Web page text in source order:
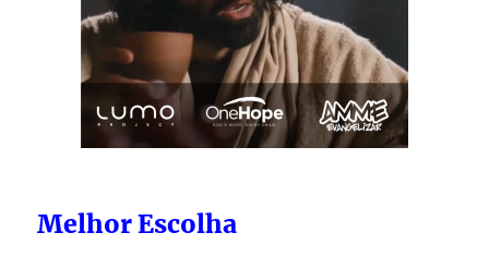
Melhor Escolha